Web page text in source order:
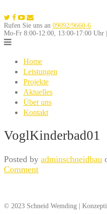
to
content
Rufen Sie uns an 09092/9660-6
Mo-Fr 8:00-12:00, 13:00-17:00 Uhr
Home
Leistungen
Projekte
Aktuelles
Über uns
Kontakt
VoglKinderbad01
Posted by adminschneidbau
Comment
© 2023 Schneid Wemding |